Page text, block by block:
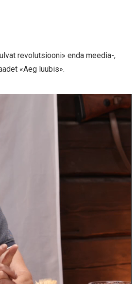
revolutsiooni» enda meedia-,
«Aeg luubis».